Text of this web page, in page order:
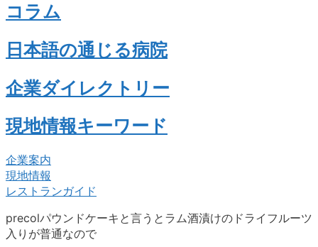
コラム
日本語の通じる病院
企業ダイレクトリー
現地情報キーワード
企業案内
現地情報
レストランガイド
precolパウンドケーキと言うとラム酒漬けのドライフルーツ
入りが普通なので